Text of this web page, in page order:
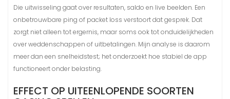
Die uitwisseling gaat over resultaten, saldo en live beelden. Een
onbetrouwbare ping of packet loss verstoort dat gesprek. Dat
zorgt niet alleen tot ergernis, maar soms ook tot onduidelijkheden
over weddenschappen of uitbetalingen. Mijn analyse is daarom
meer dan een snelheidstest; het onderzoekt hoe stabiel de app
functioneert onder belasting.
EFFECT OP UITEENLOPENDE SOORTEN